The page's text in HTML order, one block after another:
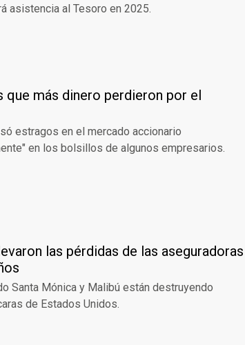
asistencia al Tesoro en 2025.
más dinero perdieron por el
estragos en el mercado accionario
en los bolsillos de algunos empresarios.
las pérdidas de las aseguradoras
Santa Mónica y Malibú están destruyendo
de Estados Unidos.